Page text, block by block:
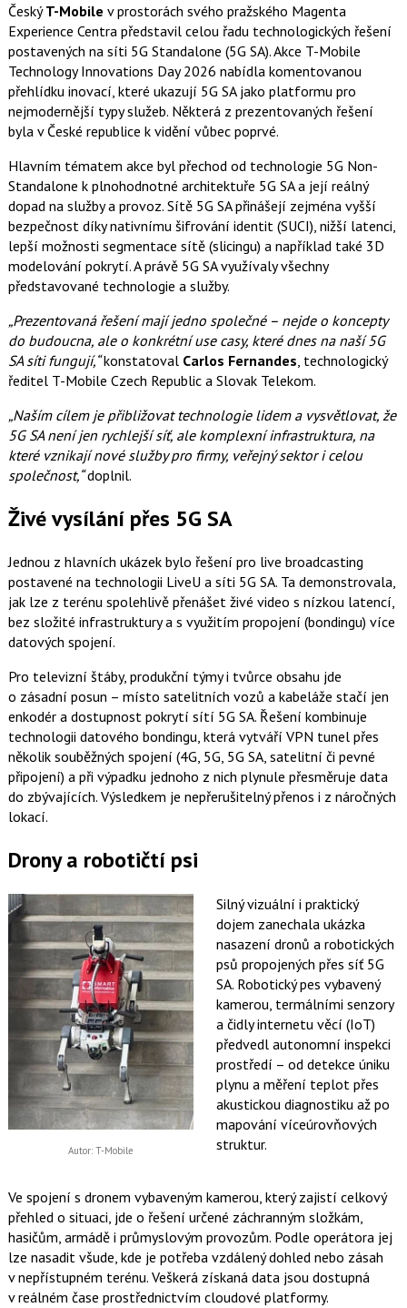
ČeskýT-Mobile v prostorách svého pražského Magenta
Experience Centra představil celou řadu technologických řešení
postavených na síti 5G Standalone (5G SA). Akce T-Mobile
Technology Innovations Day 2026 nabídla komentovanou
přehlídku inovací, které ukazují 5G SA jako platformu pro
nejmodernější typy služeb. Některá z prezentovaných řešení
byla v České republice k vidění vůbec poprvé.
Hlavním tématem akce byl přechod od technologie 5G Non-
Standalone k plnohodnotné architektuře 5G SA a její reálný
dopad na služby a provoz. Sítě 5G SA přinášejí zejména vyšší
bezpečnost díky nativnímu šifrování identit (SUCI), nižší latenci,
lepší možnosti segmentace sítě (slicingu) a například také 3D
modelování pokrytí. A právě 5G SA využívaly všechny
představované technologie a služby.
„Prezentovaná řešení mají jedno společné – nejde o koncepty
do budoucna, ale o konkrétní use casy, které dnes na naší 5G
SA síti fungují,“konstatoval Carlos Fernandes , technologický
ředitel T-Mobile Czech Republic a Slovak Telekom.
„Naším cílem je přibližovat technologie lidem a vysvětlovat, že
5G SA není jen rychlejší síť, ale komplexní infrastruktura, na
které vznikají nové služby pro firmy, veřejný sektor i celou
společnost,“doplnil.
Živé vysílání přes 5G SA
Jednou z hlavních ukázek bylo řešení pro live broadcasting
postavené na technologii LiveU a síti 5G SA. Ta demonstrovala,
jak lze z terénu spolehlivě přenášet živé video s nízkou latencí,
bez složité infrastruktury a s využitím propojení (bondingu) více
datových spojení.
Pro televizní štáby, produkční týmy i tvůrce obsahu jde
o zásadní posun – místo satelitních vozů a kabeláže stačí jen
enkodér a dostupnost pokrytí sítí 5G SA. Řešení kombinuje
technologii datového bondingu, která vytváří VPN tunel přes
několik souběžných spojení (4G, 5G, 5G SA, satelitní či pevné
připojení) a při výpadku jednoho z nich plynule přesměruje data
do zbývajících. Výsledkem je nepřerušitelný přenos i z náročných
lokací.
Drony a robotičtí psi
Autor: T-Mobile
Silný vizuální i praktický
dojem zanechala ukázka
nasazení dronů a robotických
psů propojených přes síť 5G
SA. Robotický pes vybavený
kamerou, termálními senzory
a čidly internetu věcí (IoT)
předvedl autonomní inspekci
prostředí – od detekce úniku
plynu a měření teplot přes
akustickou diagnostiku až po
mapování víceúrovňových
struktur.
Ve spojení s dronem vybaveným kamerou, který zajistí celkový
přehled o situaci, jde o řešení určené záchranným složkám,
hasičům, armádě i průmyslovým provozům. Podle operátora jej
lze nasadit všude, kde je potřeba vzdálený dohled nebo zásah
v nepřístupném terénu. Veškerá získaná data jsou dostupná
v reálném čase prostřednictvím cloudové platformy.